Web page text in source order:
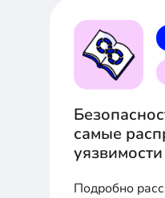
самые
Подробно